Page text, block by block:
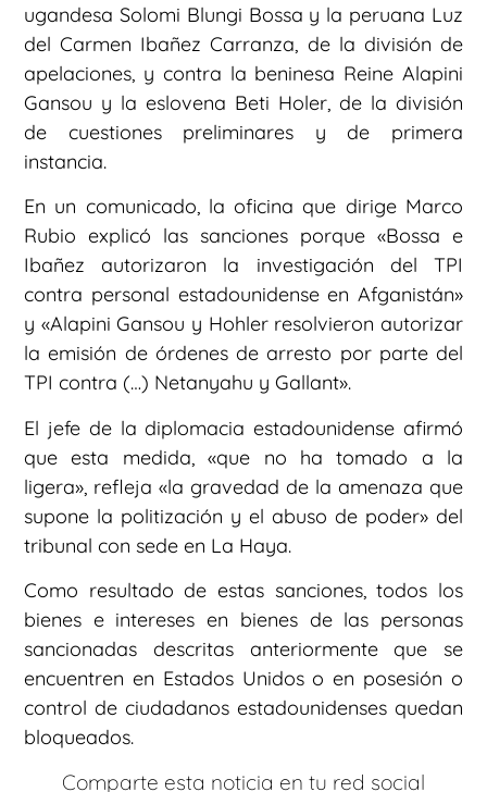
ugandesa Solomi Blungi Bossa y la peruana Luz
del Carmen Ibañez Carranza, de la división de
apelaciones, y contra la beninesa Reine Alapini
Gansou y la eslovena Beti Holer, de la división
de cuestiones preliminares y de primera
instancia.
En un comunicado, la oficina que dirige Marco
Rubio explicó las sanciones porque «Bossa e
Ibañez autorizaron la investigación del TPI
contra personal estadounidense en Afganistán»
y «Alapini Gansou y Hohler resolvieron autorizar
la emisión de órdenes de arresto por parte del
TPI contra (…) Netanyahu y Gallant».
El jefe de la diplomacia estadounidense afirmó
que esta medida, «que no ha tomado a la
ligera», refleja «la gravedad de la amenaza que
supone la politización y el abuso de poder» del
tribunal con sede en La Haya.
Como resultado de estas sanciones, todos los
bienes e intereses en bienes de las personas
sancionadas descritas anteriormente que se
encuentren en Estados Unidos o en posesión o
control de ciudadanos estadounidenses quedan
bloqueados.
Comparte esta noticia en tu red social